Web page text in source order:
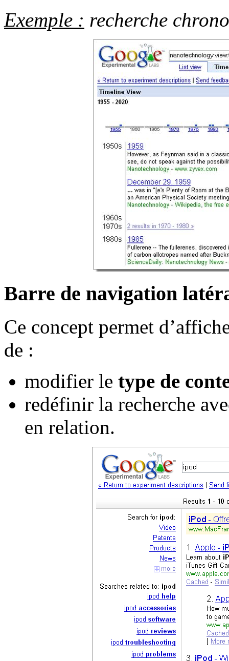
Exemple : recherche
Barre de navigation
Ce concept permet
de :
modifier le type de
redéfinir la recherche
en relation.